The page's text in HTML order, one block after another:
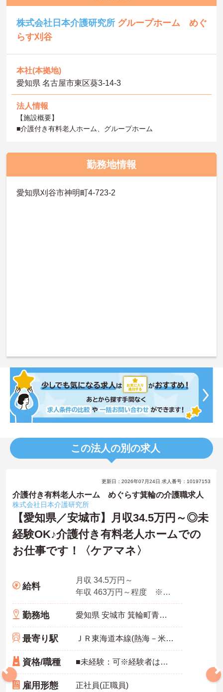
株式会社日本介護研究所 グループホーム めぐ
らす刈谷
本社(本拠地)
愛知県 名古屋市東区葵3‐14‐3
法人情報
【施設概要】
■介護付き有料老人ホーム、グループホーム
勤務地情報
愛知県刈谷市神明町4‐723-2
この法人の別の求人
更新日：2026年07月24日 求人番号：10197153
介護付き有料老人ホーム めぐらす箕輪の介護職求人
株式会社日本介護研究所
【愛知県／安城市】月収34.5万円～◎未
経験OK♪介護付き有料老人ホームでの
お仕事です！〈ケアマネ〉
給料
月収 34.5万円～
年収 463万円～程度 ※想定年収
勤務地 愛知県 安城市 箕輪町青木25-1
最寄り駅 ＪＲ東海道本線(熱海－米原)「三河安城駅」バス・車8分
資格/職種 ■未経験：可※経験者はグレード手当にて優遇 ＜歓迎＞ ■車の運転が可能な方 ■ケア業務ができる方
雇用形態 正社員(正職員)